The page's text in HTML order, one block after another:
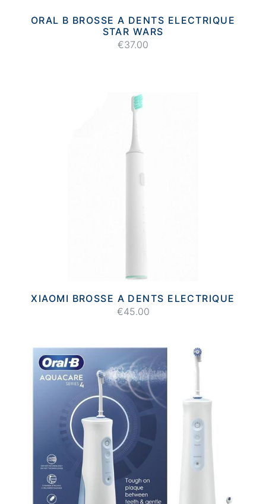
ORAL B BROSSE A DENTS ELECTRIQUE
STAR WARS
€37.00
XIAOMI BROSSE A DENTS ELECTRIQUE
€45.00